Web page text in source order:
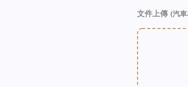
文件上傳 (汽